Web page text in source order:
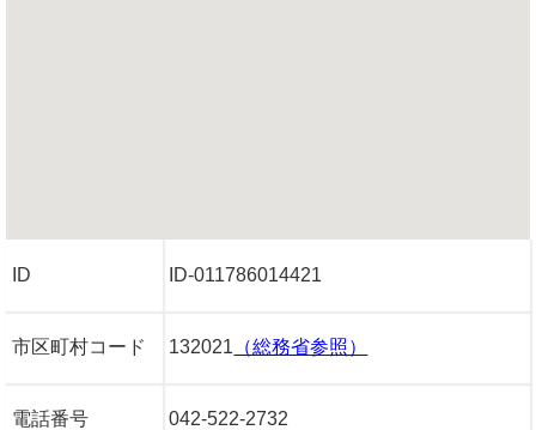
ID ID-011786014421
市区町村コード 132021 （総務省参照）
電話番号 042-522-2732